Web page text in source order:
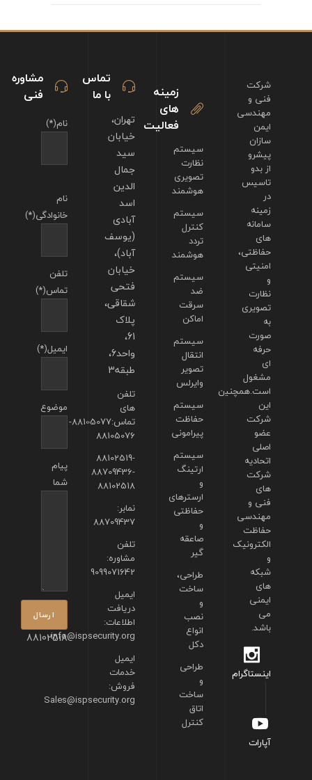
مشاوره
فنی
نام(*)
نام
خانوادگی(*)
تلفن
تماس(*)
ایمیل(*)
موضوع
پیام
شما
88102518
تماس
با ما
تهران،
خیابان
سید
جمال
الدین
اسد
آبادی
(یوسف
آباد)،
خیابان
فتحی
شقاقی،
پلاک
61،
واحد6،
طبقه3
تلفن
های
تماس:88105077-
88105076
88102519-
88709436-
88102518
نمابر:
88709437
تلفن
مشاوره:
9099071642
ایمیل
دریافت
اطلاعات:
info@ispsecurity.org
ایمیل
خدمات
فروش:
Sales@ispsecurity.org
زمینه
های
فعالیت
سیستم
نظارت
تصویری
هوشمند
سیستم
کنترل
تردد
هوشمند
سیستم
ضد
سرقت
اماکن
سیستم
انتقال
تصویر
وایرلس
سیستم
حفاظت
پیرامونی
سیستم
ارتینگ
و
ارسترهای
حفاظتی
و
صاعقه
گیر
طراحی،
ساخت
و
نصب
انواع
دکل
طراحی
و
ساخت
اتاق
کنترل
شرکت
فنی و
مهندسی
ایمن
سازان
پیشرو
از بدو
تاسیس
در
زمینه
سامانه
های
حفاظتی،
امنیتی
و
نظارت
تصویری
به
صورت
حرفه
ای
مشغول
است.همچنین
این
شرکت
عضو
اصلی
اتحادیه
شرکت
های
فنی و
مهندسی
حفاظت
الکترونیک
و
شبکه
های
ایمنی
می
باشد.
اینستاگرام
آپارات